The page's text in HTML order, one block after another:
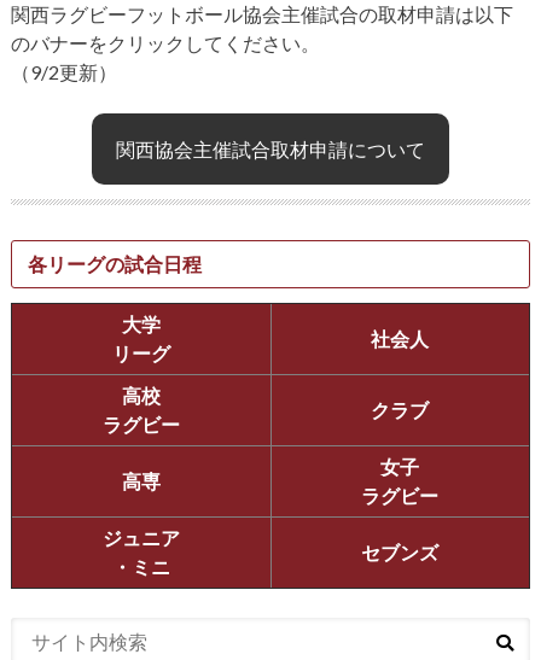
関西ラグビーフットボール協会主催試合の取材申請は以下
のバナーをクリックしてください。
（9/2更新）
関西協会主催試合取材申請について
各リーグの試合日程
大学
リーグ
社会人
高校
ラグビー
クラブ
高専
女子
ラグビー
ジュニア
・ミニ
セブンズ